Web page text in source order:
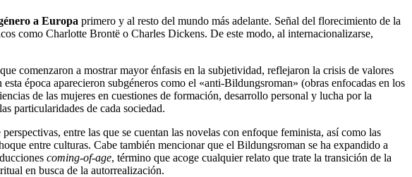
a Europa primero y al resto del mundo más adelante. Señal del florecimiento de la
como Charlotte Brontë o Charles Dickens. De este modo, al internacionalizarse,
comenzaron a mostrar mayor énfasis en la subjetividad, reflejaron la crisis de valores
época aparecieron subgéneros como el «anti-Bildungsroman» (obras enfocadas en los
de las mujeres en cuestiones de formación, desarrollo personal y lucha por la
particularidades de cada sociedad.
entre las que se cuentan las novelas con enfoque feminista, así como las
entre culturas. Cabe también mencionar que el Bildungsroman se ha expandido a
coming-of-age, término que acoge cualquier relato que trate la transición de la
en busca de la autorrealización.